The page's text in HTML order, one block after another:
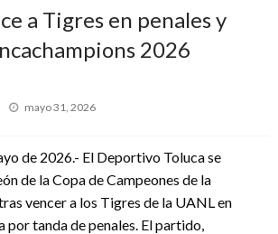
a Tigres en penales y
2026
Publicado
mayo 31, 2026
de 2026.- El Deportivo Toluca se
de la Copa de Campeones de la
vencer a los Tigres de la UANL en
por tanda de penales. El partido,